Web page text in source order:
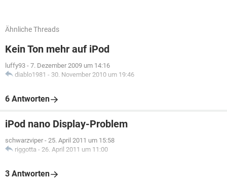
Ähnliche Threads
Kein Ton mehr auf iPod
luffy93 - 7. Dezember 2009 um 14:16
diablo1981 - 30. November 2010 um 19:46
6 Antworten
iPod nano Display-Problem
schwarzviper - 25. April 2011 um 15:58
riggotta - 26. April 2011 um 11:00
3 Antworten